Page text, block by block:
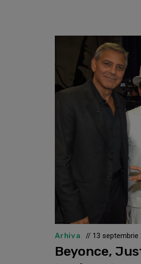
Arhiva // 13 septembrie
Beyonce,